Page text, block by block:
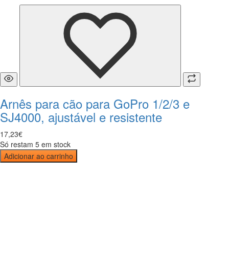
Arnês para cão para GoPro 1/2/3 e
SJ4000, ajustável e resistente
17,23€
Só restam 5 em stock
Adicionar ao carrinho